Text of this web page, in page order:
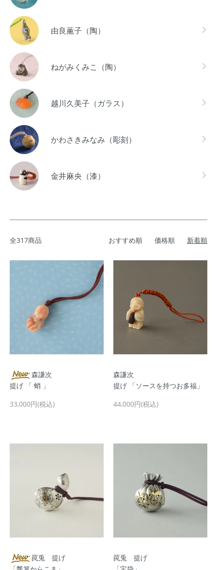
由良薫子（陶）
ねがみくみこ（陶）
越川久美子（ガラス）
かわさきみなみ（彫刻）
金井麻央（漆）
全317商品 おすすめ順 価格順 新着順
森謙次
提げ 「 蛸 」
33,000円(税込)
森謙次
提げ 「ソースを持つお多福」
44,000円(税込)
罠兎 提げ
罠兎 提げ